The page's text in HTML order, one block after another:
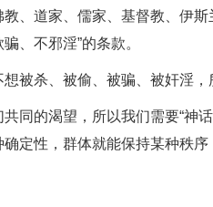
教、道家、儒家、基督教、伊
、不邪淫”的条款。
想被杀、被偷、被骗、被奸淫
共同的渴望，所以我们需要“神
定性，群体就能保持某种秩序